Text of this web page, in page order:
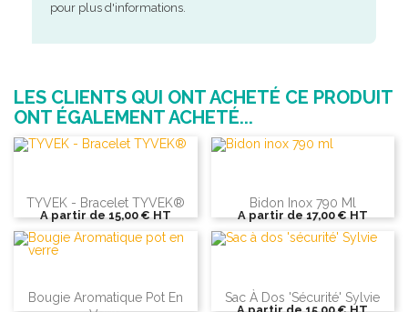
pour plus d'informations.
LES CLIENTS QUI ONT ACHETÉ CE PRODUIT
ONT ÉGALEMENT ACHETÉ...
TYVEK - Bracelet TYVEK®
A partir de15,00 €HT
Bidon Inox 790 Ml
A partir de17,00 €HT
Bougie Aromatique Pot En
Sac À Dos 'sécurité' Sylvie